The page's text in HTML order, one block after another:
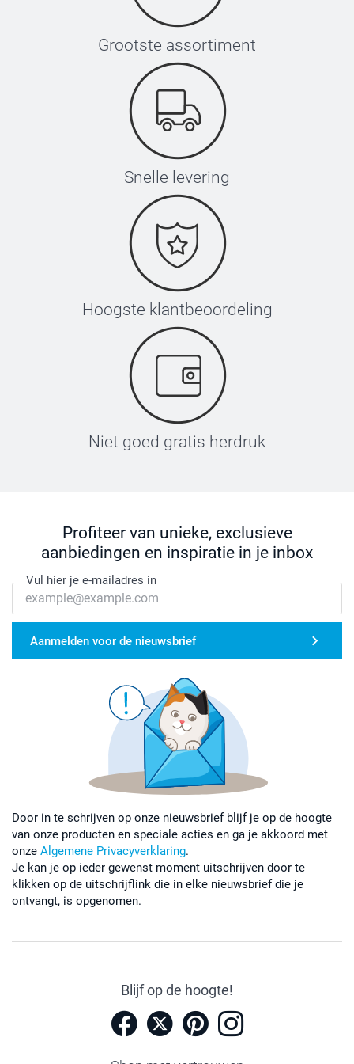
67 cm
Grootste assortiment
Snelle levering
Hoogste klantbeoordeling
Niet goed gratis herdruk
Profiteer van unieke, exclusieve
aanbiedingen en inspiratie in je inbox
Vul hier je e-mailadres in
Aanmelden voor de nieuwsbrief
Door in te schrijven op onze nieuwsbrief blijf je op de hoogte
van onze producten en speciale acties en ga je akkoord met
onze Algemene Privacyverklaring.
Je kan je op ieder gewenst moment uitschrijven door te
klikken op de uitschrijflink die in elke nieuwsbrief die je
ontvangt, is opgenomen.
Blijf op de hoogte!